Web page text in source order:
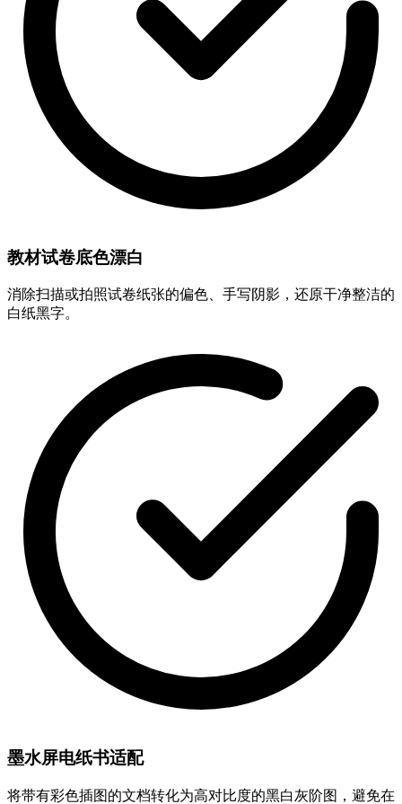
教材试卷底色漂白
消除扫描或拍照试卷纸张的偏色、手写阴影，还原干净整洁的
白纸黑字。
墨水屏电纸书适配
将带有彩色插图的文档转化为高对比度的黑白灰阶图，避免在